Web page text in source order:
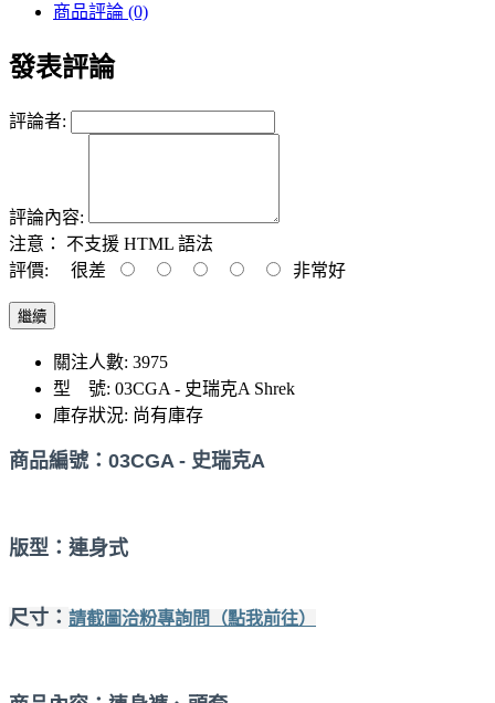
商品評論 (0)
發表評論
評論者:
評論內容:
注意：
不支援 HTML 語法
評價: 很差 非常好
繼續
關注人數: 3975
型 號: 03CGA - 史瑞克A Shrek
庫存狀況: 尚有庫存
商品編號： 03CGA - 史瑞克A
版型：連身式
尺寸： 請截圖洽粉專詢問（點我前往）